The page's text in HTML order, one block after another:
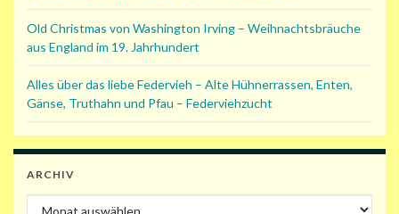
Old Christmas von Washington Irving – Weihnachtsbräuche
aus England im 19. Jahrhundert
Alles über das liebe Federvieh – Alte Hühnerrassen, Enten,
Gänse, Truthahn und Pfau – Federviehzucht
ARCHIV
Archiv